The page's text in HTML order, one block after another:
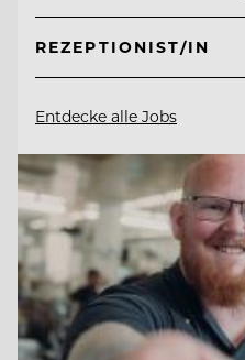
REZEPTIONIST/IN
Entdecke alle Jobs